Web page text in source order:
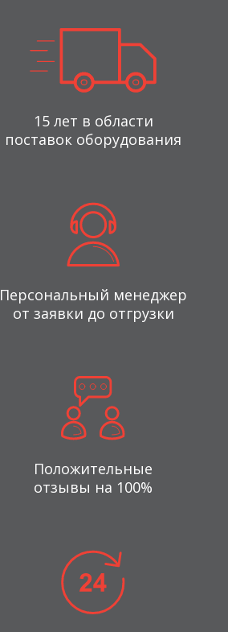
15 лет в области
поставок оборудования
Персональный менеджер
от заявки до отгрузки
Положительные
отзывы на 100%